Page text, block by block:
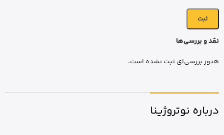
نقد و بررسی‌ها
هنوز بررسی‌ای ثبت نشده است.
درباره نوتروژینا